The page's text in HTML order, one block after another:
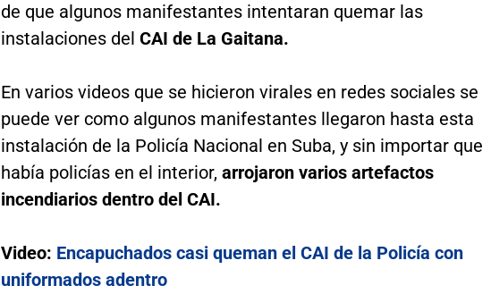
de que algunos manifestantes intentaran quemar las
instalaciones del CAI de La Gaitana.
En varios videos que se hicieron virales en redes sociales se
puede ver como algunos manifestantes llegaron hasta esta
instalación de la Policía Nacional en Suba, y sin importar que
había policías en el interior, arrojaron varios artefactos
incendiarios dentro del CAI.
Video: Encapuchados casi queman el CAI de la Policía con
uniformados adentro